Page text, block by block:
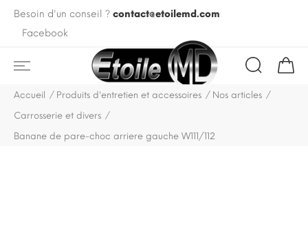
Besoin d'un conseil ? contact@etoilemd.com
Facebook
Accueil Produits d'entretien et accessoires
Nos articles
Carrosserie et divers
Banane de pare-choc arriere gauche W111/112